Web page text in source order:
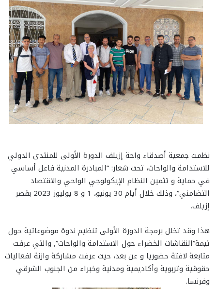
نظمت جمعية أصدقاء واحة إزيلف الدورة الأولى للمنتدى الدولي
للاستدامة والواحات، تحت شعار: “المبادرة المدنية فاعل أساسي
في حماية و تثمين النظام الإيكولوجي الواحي والاقتصاد
التضامني”، وذلك خلال أيام 30 يونيو، 1 و 8 يوليوز 2023 بقصر
إزيلف.
هذا وقد تخلل برمجة الدورة الأولى تنظيم ندوة موضوعاتية حول
تيمة”النقاشات الخضراء حول الاستدامة والواحات”, والتي عرفت
متابعة لافتة حضوريا و عن بعد، حيث عرفت مشاركة وازنة لفعاليات
حقوقية وتربوية وأكاديمية ومدنية وخبراء من الجنوب الشرقي
وفرنسا.